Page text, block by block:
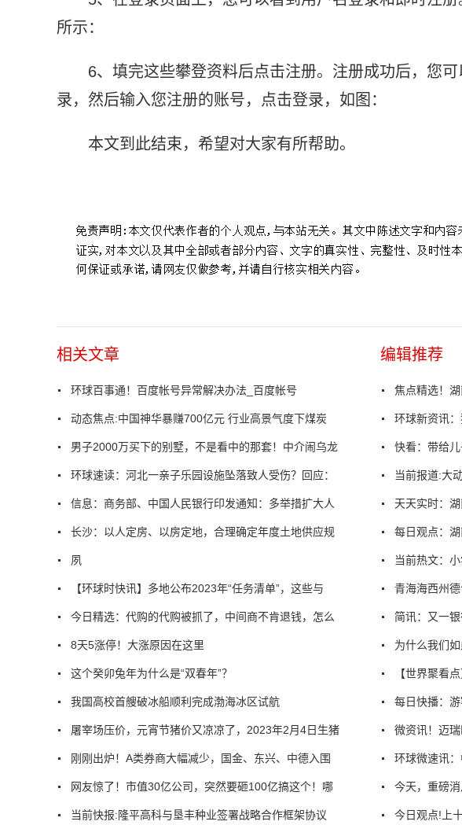
所示：
6、填完这些攀登资料后点击注册。注册成功后，您
录，然后输入您注册的账号，点击登录，如图：
本文到此结束，希望对大家有所帮助。
相关文章
环球百事通！百度帐号异常解决办法_百度帐号
动态焦点:中国神华暴赚700亿元 行业高景气度下煤炭
男子2000万买下的别墅，不是看中的那套！中介闹乌龙
环球速读：河北一亲子乐园设施坠落致人受伤？回应：
信息：商务部、中国人民银行印发通知：多举措扩大人
长沙：以人定房、以房定地，合理确定年度土地供应规
夙
【环球时快讯】多地公布2023年“任务清单”，这些与
今日精选：代购的代购被抓了，中间商不肯退钱，怎么
8天5涨停！大涨原因在这里
这个癸卯兔年为什么是“双春年”？
我国高校首艘破冰船顺利完成渤海冰区试航
屠宰场压价，元宵节猪价又凉凉了，2023年2月4日生猪
刚刚出炉！A类券商大幅减少，国金、东兴、中德入围
网友惊了！市值30亿公司，突然要砸100亿搞这个！哪
当前快报:隆平高科与垦丰种业签署战略合作框架协议
编辑推荐
焦点精选！
环球新资讯
快看：带给
当前报道:大
天天实时：
每日观点：
当前热文：
青海海西州
简讯：又一
为什么我们
【世界聚看
每日快播：
微资讯！迈
环球微速讯
今天，重磅
今日观点!上